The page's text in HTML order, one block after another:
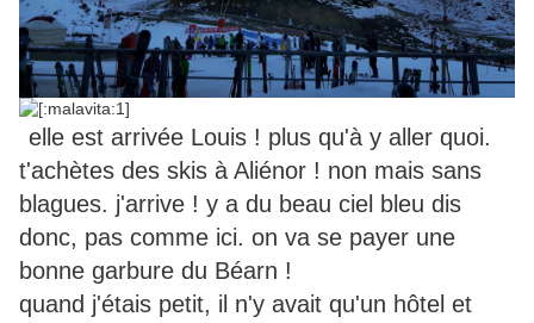
elle est arrivée Louis ! plus qu'à y aller quoi.
t'achètes des skis à Aliénor ! non mais sans
blagues. j'arrive ! y a du beau ciel bleu dis
donc, pas comme ici. on va se payer une
bonne garbure du Béarn !
quand j'étais petit, il n'y avait qu'un hôtel et